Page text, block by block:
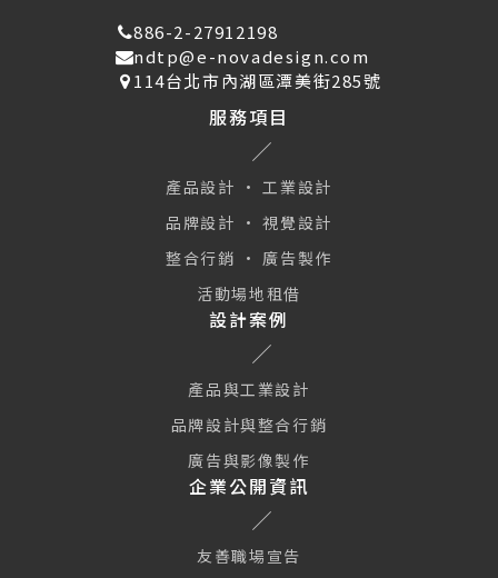
886-2-27912198
ndtp@e-novadesign.com
114台北市內湖區潭美街285號
服務項目
產品設計 · 工業設計
品牌設計 · 視覺設計
整合行銷 · 廣告製作
活動場地租借
設計案例
產品與工業設計
品牌設計與整合行銷
廣告與影像製作
企業公開資訊
友善職場宣告